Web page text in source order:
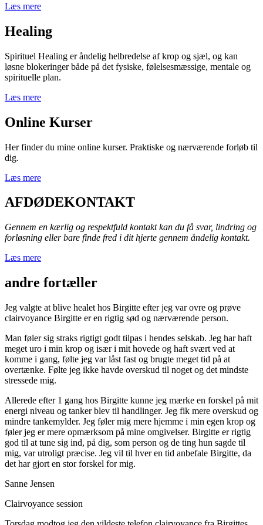
Læs mere
Healing
Spirituel Healing er åndelig helbredelse af krop og sjæl, og kan
løsne blokeringer både på det fysiske, følelsesmæssige, mentale og
spirituelle plan.
Læs mere
Online Kurser
Her finder du mine online kurser. Praktiske og nærværende forløb til
dig.
Læs mere
AFDØDEKONTAKT
Gennem en kærlig og respektfuld kontakt kan du få svar, lindring og
forløsning eller bare finde fred i dit hjerte gennem åndelig kontakt.
Læs mere
andre fortæller
Jeg valgte at blive healet hos Birgitte efter jeg var ovre og prøve
clairvoyance Birgitte er en rigtig sød og nærværende person.
Man føler sig straks rigtigt godt tilpas i hendes selskab. Jeg har haft
meget uro i min krop og især i mit hovede og haft svært ved at
komme i gang, følte jeg var låst fast og brugte meget tid på at
overtænke. Følte jeg ikke havde overskud til noget og det mindste
stressede mig.
Allerede efter 1 gang hos Birgitte kunne jeg mærke en forskel på mit
energi niveau og tanker blev til handlinger. Jeg fik mere overskud og
mindre tankemylder. Jeg føler mig mere hjemme i min egen krop og
føler jeg er mere opmærksom på mine omgivelser. Birgitte er rigtig
god til at tune sig ind, på dig, som person og de ting hun sagde til
mig, var utroligt præcise. Jeg vil til hver en tid anbefale Birgitte, da
det har gjort en stor forskel for mig.
Sanne Jensen
Clairvoyance session